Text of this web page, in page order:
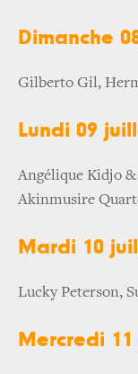
Dimanche
Gilberto Gil,
Lundi 09
Angélique Kidjo
Akinmusire
Mardi 10
Lucky Peterson,
Mercredi